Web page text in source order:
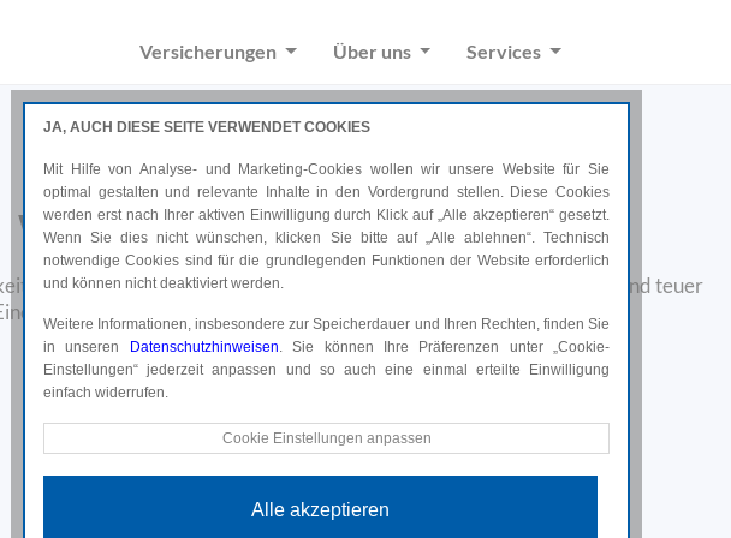
Versicherungen Über uns Services
Wenn es um Ihr Recht geht!
ist auch der friedlichste Mensch nicht gefeit. Das kann belastend und teuer
Rechtsschutzversicherung hilft das finanzielle Risiko zu minimieren.
Online abschließen*
*Weiterleitung auf uniqa.at
JA, AUCH DIESE SEITE VERWENDET COOKIES
Mit Hilfe von Analyse- und Marketing-Cookies wollen wir unsere Website für Sie
optimal gestalten und relevante Inhalte in den Vordergrund stellen. Diese Cookies
werden erst nach Ihrer aktiven Einwilligung durch Klick auf „Alle akzeptieren“ gesetzt.
Wenn Sie dies nicht wünschen, klicken Sie bitte auf „Alle ablehnen“. Technisch
notwendige Cookies sind für die grundlegenden Funktionen der Website erforderlich
und können nicht deaktiviert werden.
Weitere Informationen, insbesondere zur Speicherdauer und Ihren Rechten, finden Sie
in unseren
Datenschutzhinweisen. Sie können Ihre Präferenzen unter „Cookie-
Einstellungen“ jederzeit anpassen und so auch eine einmal erteilte Einwilligung
einfach widerrufen.
Technische CookiesCookie Einstellungen anpassen
Alle akzeptieren